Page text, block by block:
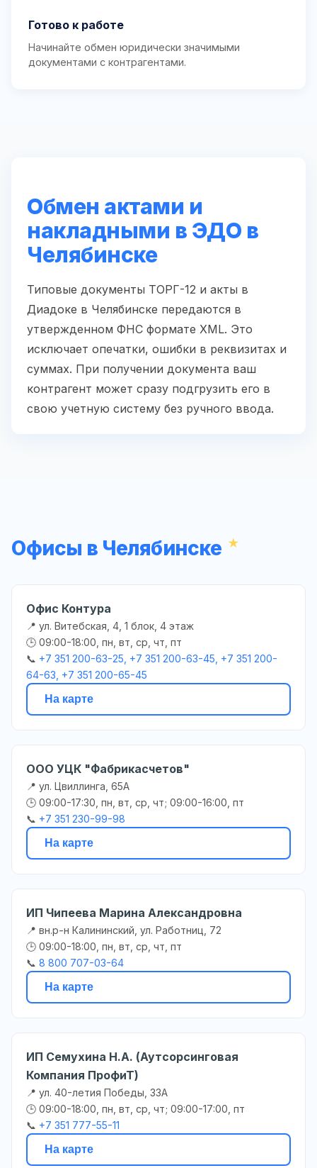
Готово к работе
Начинайте обмен юридически значимыми
документами с контрагентами.
Обмен актами и
накладными в ЭДО в
Челябинске
Типовые документы ТОРГ-12 и акты в
Диадоке в Челябинске передаются в
утвержденном ФНС формате XML. Это
исключает опечатки, ошибки в реквизитах и
суммах. При получении документа ваш
контрагент может сразу подгрузить его в
свою учетную систему без ручного ввода.
Офисы в Челябинске
Офис Контура
📍 ул. Витебская, 4, 1 блок, 4 этаж
🕒 09:00-18:00, пн, вт, ср, чт, пт
📞 +7 351 200-63-25, +7 351 200-63-45, +7 351 200-
64-63, +7 351 200-65-45
На карте
ООО УЦК "Фабрикасчетов"
📍 ул. Цвиллинга, 65А
🕒 09:00-17:30, пн, вт, ср, чт; 09:00-16:00, пт
📞 +7 351 230-99-98
На карте
ИП Чипеева Марина Александровна
📍 вн.р-н Калининский, ул. Работниц, 72
🕒 09:00-18:00, пн, вт, ср, чт, пт
📞 8 800 707-03-64
На карте
ИП Семухина Н.А. (Аутсорсинговая
Компания ПрофиТ)
📍 ул. 40-летия Победы, 33А
🕒 09:00-18:00, пн, вт, ср, чт; 09:00-17:00, пт
📞 +7 351 777-55-11
На карте